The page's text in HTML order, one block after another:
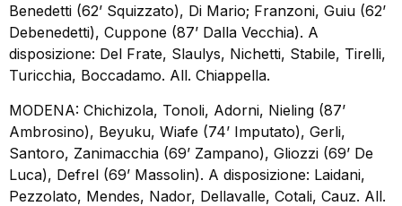
Benedetti (62’ Squizzato), Di Mario; Franzoni, Guiu (62’
Debenedetti), Cuppone (87’ Dalla Vecchia). A
disposizione: Del Frate, Slaulys, Nichetti, Stabile, Tirelli,
Turicchia, Boccadamo. All. Chiappella.
MODENA: Chichizola, Tonoli, Adorni, Nieling (87’
Ambrosino), Beyuku, Wiafe (74’ Imputato), Gerli,
Santoro, Zanimacchia (69’ Zampano), Gliozzi (69’ De
Luca), Defrel (69’ Massolin). A disposizione: Laidani,
Pezzolato, Mendes, Nador, Dellavalle, Cotali, Cauz. All.